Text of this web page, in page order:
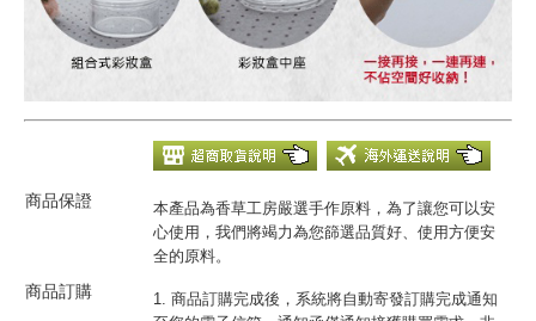
商品保證
本產品為香草工房嚴選手作原料，為了讓您可以安
心使用，我們將竭力為您篩選品質好、使用方便安
全的原料。
商品訂購
1. 商品訂購完成後，系統將自動寄發訂購完成通知